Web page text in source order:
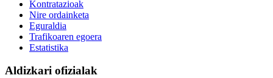
Kontratazioak
Nire ordainketa
Eguraldia
Trafikoaren egoera
Estatistika
Aldizkari ofizialak